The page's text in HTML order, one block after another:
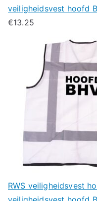
veiligheidsvest hoofd
€13.25
RWS veiligheidsvest